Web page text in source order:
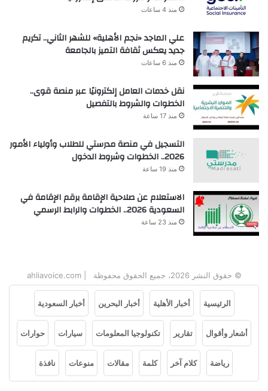
منذ 4 ساعات
علي الماجد «نجم الأهلية» للشهر الثاني.. تكريم
جديد يعكس ثقافة التميز بالجامعة
منذ 6 ساعات
نقل خدمات العامل إلكترونيًا عبر منصة قوى..
الخطوات والشروط بالتفصيل
منذ 17 ساعة
التسجيل في منصة مدرستي للطلاب وأولياء الأمور
2026.. الخطوات وشروط الدخول
منذ 19 ساعة
الاستعلام عن صلاحية الإقامة برقم الإقامة في
السعودية 2026.. الخطوات والرابط الرسمي
منذ 23 ساعة
© حقوق النشر 2026، جميع الحقوق محفوظة | ahliavoice.com
الرئيسية أخبار الأهلية أخبار البحرين أخبار السعودية
أشعار وأقوال تقارير تكنولوجيا المعلومات سيارات حوارات
رياضة كلام آخر كلمة مقالات منوعات نافذة